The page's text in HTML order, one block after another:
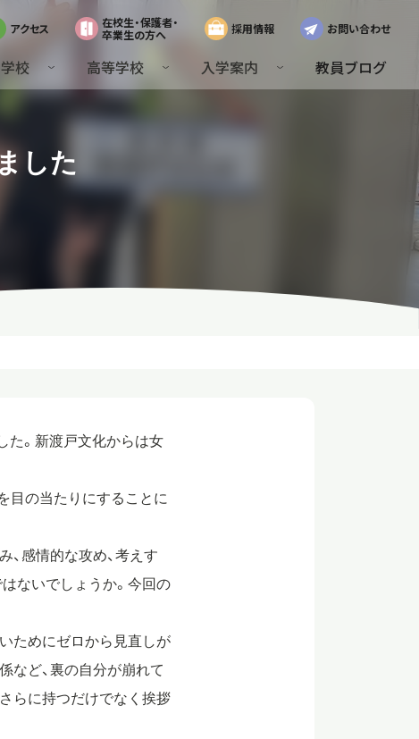
アクセス
在校生・保護者・
卒業生の方へ
採用情報 お問い合わせ
校 高等学校 入学案内 教員ブログ
した
た。新渡戸文化からは女
目の当たりにすることに
感情的な攻め、考えす
ないでしょうか。今回の
ためにゼロから見直しが
など、裏の自分が崩れて
らに持つだけでなく挨拶